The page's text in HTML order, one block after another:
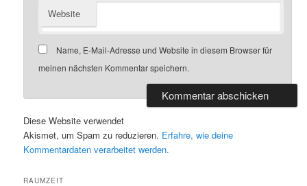
Website
Name, E-Mail-Adresse und Website in diesem Browser für
meinen nächsten Kommentar speichern.
Diese Website verwendet
Akismet, um Spam zu reduzieren. Erfahre, wie deine
Kommentardaten verarbeitet werden.
RAUMZEIT